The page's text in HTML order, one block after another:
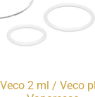
2 ml / Veco